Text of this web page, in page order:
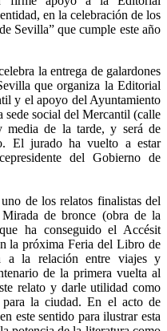
en la celebración de los
Sevilla” que cumple este año
la entrega de galardones
que organiza la Editorial
y el apoyo del Ayuntamiento
sede social del Mercantil (calle
media de la tarde, y será de
El jurado ha vuelto a estar
del Gobierno de
de los relatos finalistas del
de bronce (obra de la
ha conseguido el Accésit
la próxima Feria del Libro de
a la relación entre viajes y
de la primera vuelta al
relato y darle utilidad como
para la ciudad. En el acto de
este sentido para ilustrar esta